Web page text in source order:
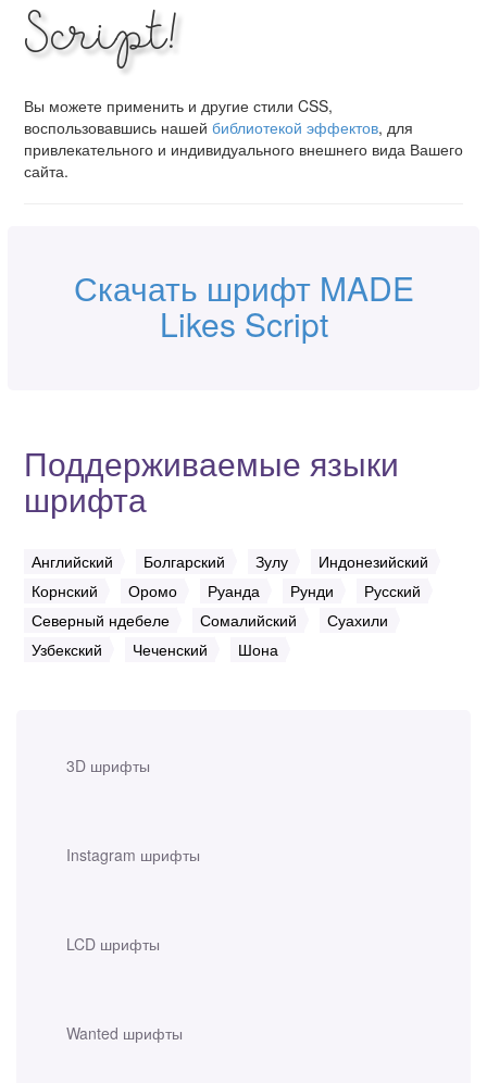
3D шрифты
Instagram шрифты
LCD шрифты
Wanted шрифты
Script!
Вы можете применить и другие стили CSS,
воспользовавшись нашей библиотекой эффектов, для
привлекательного и индивидуального внешнего вида Вашего
сайта.
Скачать шрифт MADE
Likes Script
Поддерживаемые языки
шрифта
Английский Болгарский Зулу
Индонезийский
Корнский
Оромо Руанда Рунди
Русский
Северный ндебеле
Сомалийский
Суахили
Узбекский
Чеченский Шона